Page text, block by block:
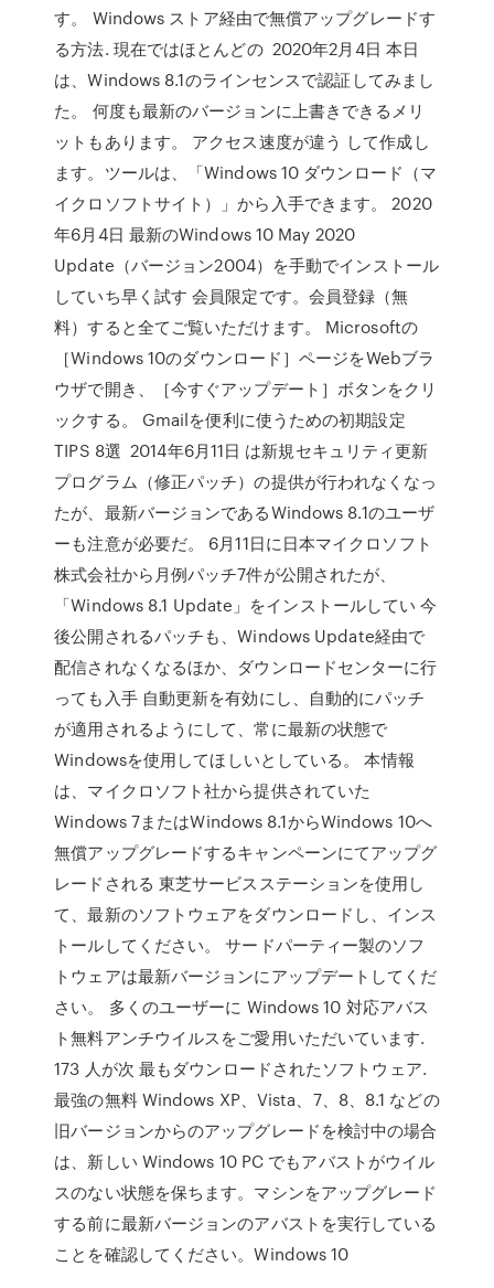
す。 Windows ストア経由で無償アップグレードす
る方法. 現在ではほとんどの 2020年2月4日 本日
は、Windows 8.1のラインセンスで認証してみまし
た。 何度も最新のバージョンに上書きできるメリ
ットもあります。 アクセス速度が違う して作成し
ます。ツールは、「Windows 10 ダウンロード（マ
イクロソフトサイト）」から入手できます。 2020
年6月4日 最新のWindows 10 May 2020
Update（バージョン2004）を手動でインストール
していち早く試す 会員限定です。会員登録（無
料）すると全てご覧いただけます。 Microsoftの
［Windows 10のダウンロード］ページをWebブラ
ウザで開き、［今すぐアップデート］ボタンをクリ
ックする。 Gmailを便利に使うための初期設定
TIPS 8選 2014年6月11日 は新規セキュリティ更新
プログラム（修正パッチ）の提供が行われなくなっ
たが、最新バージョンであるWindows 8.1のユーザ
ーも注意が必要だ。 6月11日に日本マイクロソフト
株式会社から月例パッチ7件が公開されたが、
「Windows 8.1 Update」をインストールしてい 今
後公開されるパッチも、Windows Update経由で
配信されなくなるほか、ダウンロードセンターに行
っても入手 自動更新を有効にし、自動的にパッチ
が適用されるようにして、常に最新の状態で
Windowsを使用してほしいとしている。 本情報
は、マイクロソフト社から提供されていた
Windows 7またはWindows 8.1からWindows 10へ
無償アップグレードするキャンペーンにてアップグ
レードされる 東芝サービスステーションを使用し
て、最新のソフトウェアをダウンロードし、インス
トールしてください。 サードパーティー製のソフ
トウェアは最新バージョンにアップデートしてくだ
さい。 多くのユーザーに Windows 10 対応アバス
ト無料アンチウイルスをご愛用いただいています.
173 人が次 最もダウンロードされたソフトウェア.
最強の無料 Windows XP、Vista、7、8、8.1 などの
旧バージョンからのアップグレードを検討中の場合
は、新しい Windows 10 PC でもアバストがウイル
スのない状態を保ちます。マシンをアップグレード
する前に最新バージョンのアバストを実行している
ことを確認してください。Windows 10